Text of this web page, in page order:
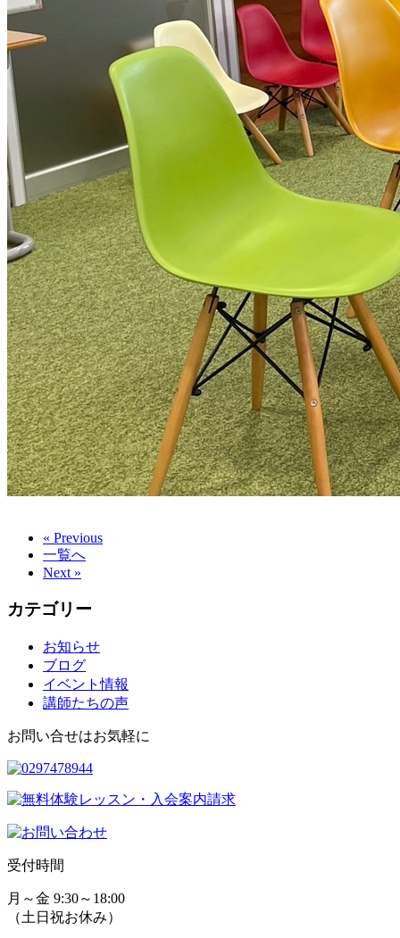
« Previous
一覧へ
Next »
カテゴリー
お知らせ
ブログ
イベント情報
講師たちの声
お問い合せはお気軽に
受付時間
月～金 9:30～18:00
（土日祝お休み）